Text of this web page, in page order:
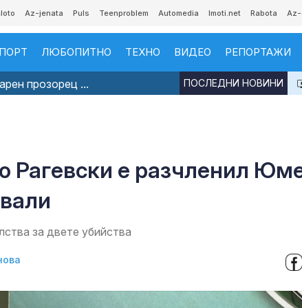
Az-jenata Puls Teenproblem Automedia Imoti.net Rabota
ЛЮБОПИТНО ТЕХНО ВИДЕО РЕПОРТАЖИ
прозорец ... ПОСЛЕДНИ НОВИНИ
Рагевски е разчленил
за двете убийства